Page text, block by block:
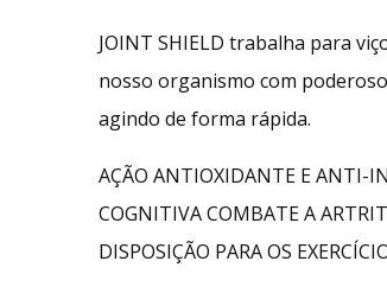
JOINT SHIELD trabalha para
nosso organismo com
agindo de forma rápida.
AÇÃO ANTIOXIDANTE E ANTI-
COGNITIVA COMBATE A
DISPOSIÇÃO PARA OS